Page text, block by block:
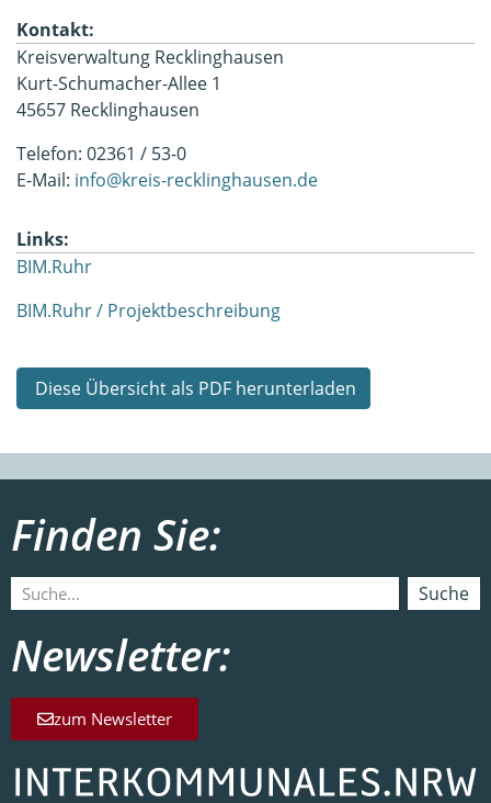
Kontakt:
Kreisverwaltung Recklinghausen
Kurt-Schumacher-Allee 1
45657 Recklinghausen
Telefon: 02361 / 53-0
E-Mail: info@kreis-recklinghausen.de
Links:
BIM.Ruhr
BIM.Ruhr / Projektbeschreibung
Diese Übersicht als PDF herunterladen
Finden Sie:
Suche
Newsletter:
zum Newsletter